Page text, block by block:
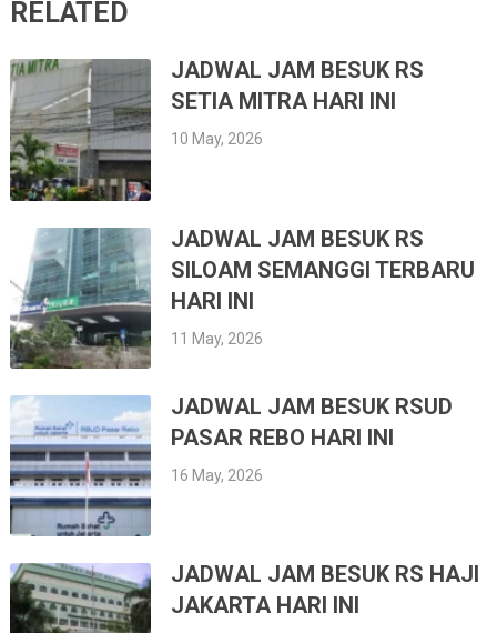
RELATED
JADWAL JAM BESUK RS
SETIA MITRA HARI INI
10 May, 2026
JADWAL JAM BESUK RS
SILOAM SEMANGGI TERBARU
HARI INI
11 May, 2026
JADWAL JAM BESUK RSUD
PASAR REBO HARI INI
16 May, 2026
JADWAL JAM BESUK RS HAJI
JAKARTA HARI INI